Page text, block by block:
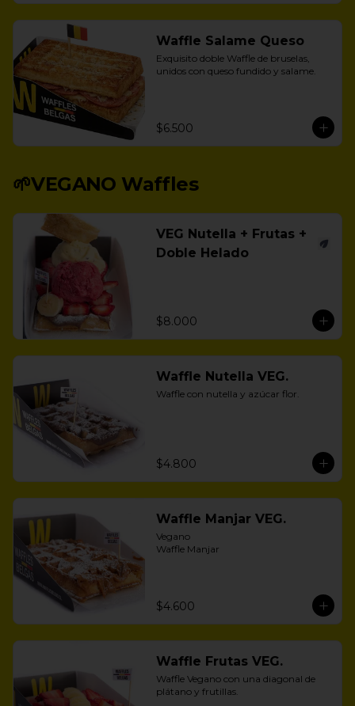
Waffle Salame Queso
Exquisito doble Waffle de bruselas,
unidos con queso fundido y salame.
$6.500
🌱VEGANO Waffles
VEG Nutella + Frutas +
Doble Helado
$8.000
Waffle Nutella VEG.
Waffle con nutella y azúcar flor.
$4.800
Waffle Manjar VEG.
Vegano
Waffle Manjar
$4.600
Waffle Frutas VEG.
Waffle Vegano con una diagonal de
plátano y frutillas.